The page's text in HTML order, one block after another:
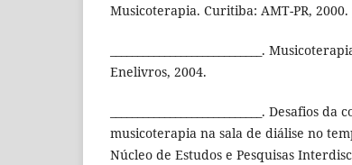
Musicoterapia. Curitiba: AMT-PR, 2000.
____________________________.
Enelivros, 2004.
____________________________.
musicoterapia na sala de diálise no
Núcleo de Estudos e Pesquisas